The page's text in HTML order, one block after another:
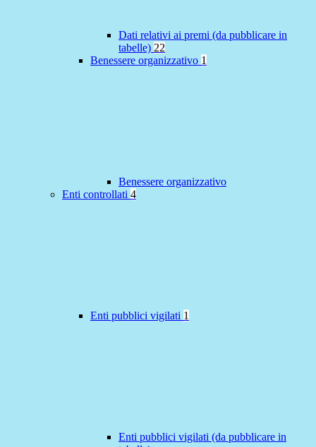
Dati relativi ai premi (da pubblicare in
tabelle) 22
Benessere organizzativo 1
Benessere organizzativo
Enti controllati 4
Enti pubblici vigilati 1
Enti pubblici vigilati (da pubblicare in